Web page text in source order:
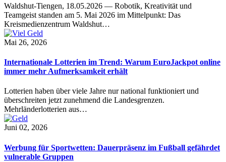
Waldshut-Tiengen, 18.05.2026 — Robotik, Kreativität und
Teamgeist standen am 5. Mai 2026 im Mittelpunkt: Das
Kreismedienzentrum Waldshut…
Mai 26, 2026
Internationale Lotterien im Trend: Warum EuroJackpot online
immer mehr Aufmerksamkeit erhält
Lotterien haben über viele Jahre nur national funktioniert und
überschreiten jetzt zunehmend die Landesgrenzen.
Mehrländerlotterien aus…
Juni 02, 2026
Werbung für Sportwetten: Dauerpräsenz im Fußball gefährdet
vulnerable Gruppen